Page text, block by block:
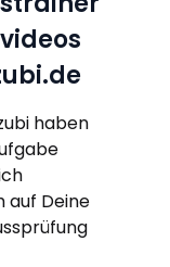
haben
auf Deine